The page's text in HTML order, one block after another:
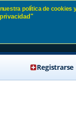
Registrarse
política de cookies